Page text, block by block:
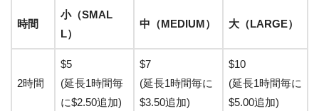
時間
小（SMAL
L）
中（MEDIUM） 大（LARGE）
2時間
$5
(延長1時間毎
に$2.50追加)
$7
(延長1時間毎に
$3.50追加)
$10
(延長1時間毎に
$5.00追加)